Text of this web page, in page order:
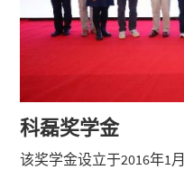
科磊奖学金
该奖学金设立于2016年1